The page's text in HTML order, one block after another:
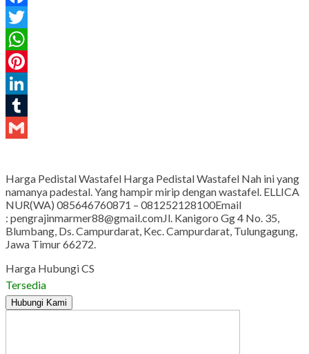
Facebook
Twitter
WhatsApp
Pinterest
LinkedIn
Tumblr
Harga Pedistal Wastafel Harga Pedistal Wastafel Nah ini yang
namanya padestal. Yang hampir mirip dengan wastafel. ELLICA
NUR(WA) 085646760871 – 081252128100Email
: pengrajinmarmer88@gmail.comJl. Kanigoro Gg 4 No. 35,
Blumbang, Ds. Campurdarat, Kec. Campurdarat, Tulungagung,
Jawa Timur 66272.
Harga Hubungi CS
Tersedia
Hubungi Kami